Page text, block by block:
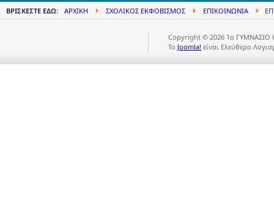
ΒΡΊΣΚΕΣΤΕ ΕΔΏ: ΑΡΧΙΚΉ ΣΧΟΛΙΚΟΣ ΕΚΦΟΒΙΣΜΟΣ ΕΠΙΚΟΙΝΩΝΙΑ
Copyright © 2026 1ο ΓΥΜΝΑΣΙΟ
Το Joomla! είναι Ελεύθερο